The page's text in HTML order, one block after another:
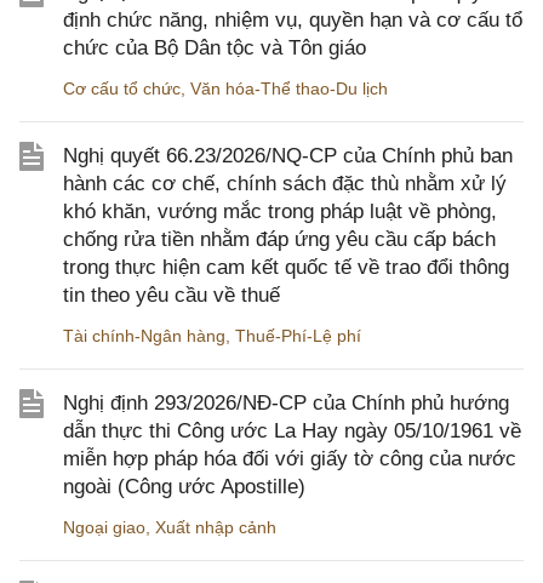
định chức năng, nhiệm vụ, quyền hạn và cơ cấu tổ
chức của Bộ Dân tộc và Tôn giáo
Cơ cấu tổ chức Văn hóa-Thể thao-Du lịch
Nghị quyết 66.23/2026/NQ-CP của Chính phủ ban
hành các cơ chế, chính sách đặc thù nhằm xử lý
khó khăn, vướng mắc trong pháp luật về phòng,
chống rửa tiền nhằm đáp ứng yêu cầu cấp bách
trong thực hiện cam kết quốc tế về trao đổi thông
tin theo yêu cầu về thuế
Tài chính-Ngân hàng Thuế-Phí-Lệ phí
Nghị định 293/2026/NĐ-CP của Chính phủ hướng
dẫn thực thi Công ước La Hay ngày 05/10/1961 về
miễn hợp pháp hóa đối với giấy tờ công của nước
ngoài (Công ước Apostille)
Ngoại giao Xuất nhập cảnh